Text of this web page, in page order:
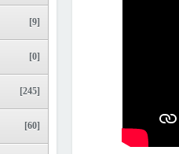
[9]
[0]
[245]
[60]